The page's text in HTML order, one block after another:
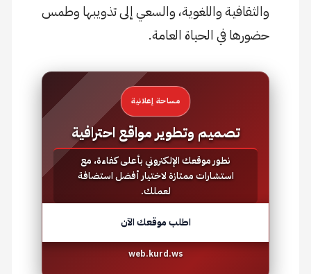
والثقافية واللغوية، والسعي إلى تذويبها وطمس
حضورها في الحياة العامة.
مساحة إعلانية
تصميم وتطوير مواقع احترافية
نطور موقعك الإلكتروني بأعلى كفاءة، مع
استشارات ممتازة لاختيار أفضل استضافة
لعملك.
اطلب موقعك الآن
web.kurd.ws